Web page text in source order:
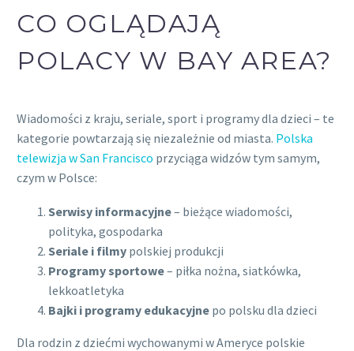
CO OGLĄDAJĄ
POLACY W BAY AREA?
Wiadomości z kraju, seriale, sport i programy dla dzieci – te
kategorie powtarzają się niezależnie od miasta. Polska
telewizja w San Francisco przyciąga widzów tym samym,
czym w Polsce:
Serwisy informacyjne– bieżące wiadomości,
polityka, gospodarka
Seriale i filmy polskiej produkcji
Programy sportowe– piłka nożna, siatkówka,
lekkoatletyka
Bajki i programy edukacyjne po polsku dla dzieci
Dla rodzin z dziećmi wychowanymi w Ameryce polskie